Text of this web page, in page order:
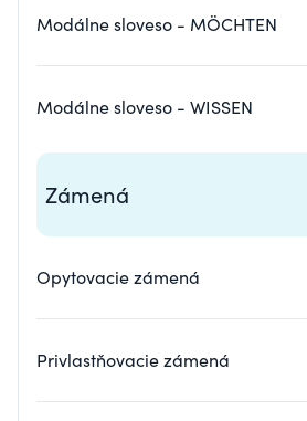
Modálne sloveso - MÖCHTEN
Modálne sloveso - WISSEN
Zámená
Opytovacie zámená
Privlastňovacie zámená